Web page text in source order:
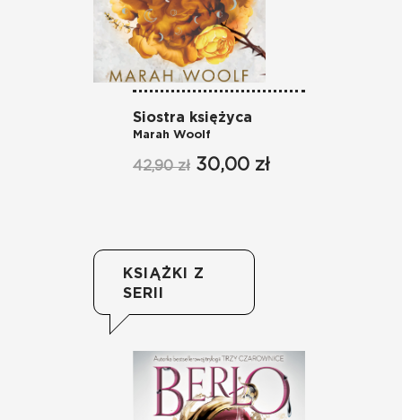
Siostra księżyca
Marah Woolf
42,90 zł 30,00 zł
KSIĄŻKI Z
SERII